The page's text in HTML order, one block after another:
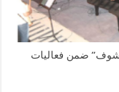
ضمن فعاليات